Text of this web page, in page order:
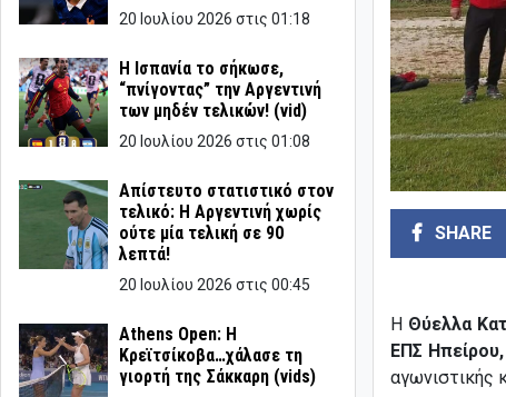
20 Ιουλίου 2026 στις 01:18
Η Ισπανία το σήκωσε,
“πνίγοντας” την Αργεντινή
των μηδέν τελικών! (vid)
20 Ιουλίου 2026 στις 01:08
Απίστευτο στατιστικό στον
τελικό: Η Αργεντινή χωρίς
ούτε μία τελική σε 90
λεπτά!
20 Ιουλίου 2026 στις 00:45
Athens Open: Η
Κρεϊτσίκοβα…χάλασε τη
γιορτή της Σάκκαρη (vids)
SHARE
Η Θύελλα
ΕΠΣ Ηπείρου,
αγωνιστικής